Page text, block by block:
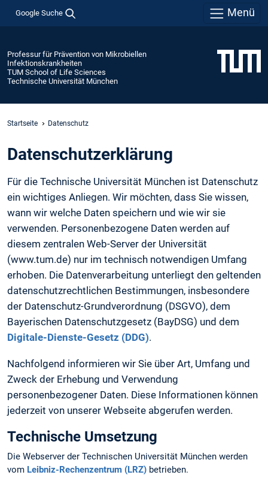
Google Suche Menü
Professur für Prävention von Mikrobiellen
Infektionskrankheiten
TUM School of Life Sciences
Technische Universität München
Startseite Datenschutz
Daten­schutz­erklärung
Für die Technische Universität München ist Datenschutz
ein wichtiges Anliegen. Wir möchten, dass Sie wissen,
wann wir welche Daten speichern und wie wir sie
verwenden. Personenbezogene Daten werden auf
diesem zentralen Web-Server der Universität
(www.tum.de) nur im technisch notwendigen Umfang
erhoben. Die Datenverarbeitung unterliegt den geltenden
datenschutzrechtlichen Bestimmungen, insbesondere
der Datenschutz-Grundverordnung (DSGVO), dem
Bayerischen Datenschutzgesetz (BayDSG) und dem
Digitale-Dienste-Gesetz (DDG).
Nachfolgend informieren wir Sie über Art, Umfang und
Zweck der Erhebung und Verwendung
personenbezogener Daten. Diese Informationen können
jederzeit von unserer Webseite abgerufen werden.
Technische Umsetzung
Die Webserver der Technischen Universität München werden
vom Leibniz-Rechenzentrum (LRZ) betrieben.